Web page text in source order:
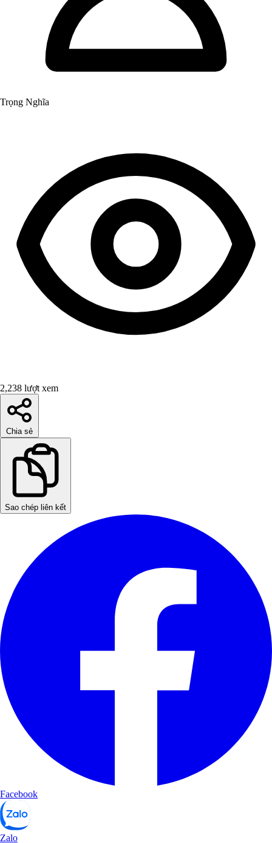
Trọng Nghĩa
2,238 lượt xem
Chia sẻ
Sao chép liên kết
Facebook
Zalo